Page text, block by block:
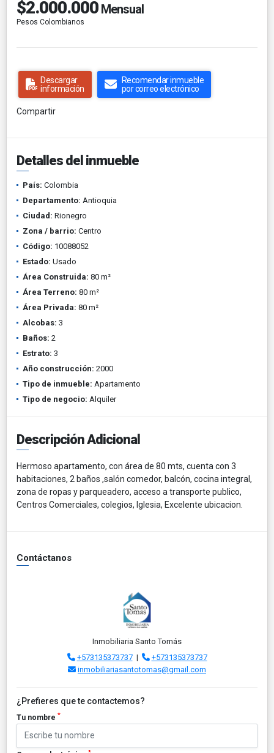
$2.000.000 Mensual
Pesos Colombianos
Descargar
información
Recomendar inmueble
por correo electrónico
Compartir
Detalles del inmueble
País: Colombia
Departamento: Antioquia
Ciudad: Rionegro
Zona / barrio: Centro
Código: 10088052
Estado: Usado
Área Construida: 80 m²
Área Terreno: 80 m²
Área Privada: 80 m²
Alcobas: 3
Baños: 2
Estrato: 3
Año construcción: 2000
Tipo de inmueble: Apartamento
Tipo de negocio: Alquiler
Descripción Adicional
Hermoso apartamento, con área de 80 mts, cuenta con 3
habitaciones, 2 baños ,salón comedor, balcón, cocina integral,
zona de ropas y parqueadero, acceso a transporte publico,
Centros Comerciales, colegios, Iglesia, Excelente ubicacion.
Contáctanos
Inmobiliaria Santo Tomás
+573135373737|
+573135373737
inmobiliariasantotomas@gmail.com
¿Prefieres que te contactemos?
Tu nombre *